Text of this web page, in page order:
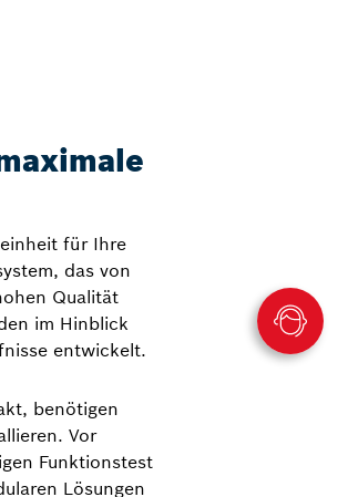
für Ihre
das von
Qualität
im Hinblick
entwickelt.
benötigen
Vor
Funktionstest
Lösungen